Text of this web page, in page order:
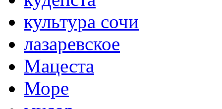
культура сочи
лазаревское
Мацеста
Море